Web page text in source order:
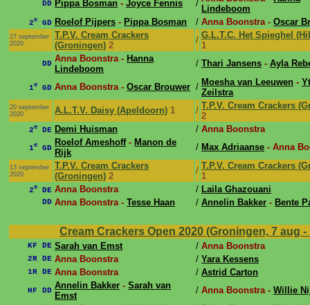
DD Pippa Bosman - Joyce Fennis /
Lindeboom
2e GD Roelof Pijpers - Pippa Bosman / Anna Boonstra - Oscar
27 september
2020
T.P.V. Cream Crackers
(Groningen) 2
/ G.L.T.C. Het Spieghel
1
DD Anna Boonstra - Hanna
Lindeboom
/ Thari Jansens - Ayla
1e GD Anna Boonstra - Oscar Brouwer / Moesha van Leeuwen -
Zeilstra
20 september
2020
A.L.T.V. Daisy (Apeldoorn) 1 / T.P.V. Cream Crackers
2
2e DE Demi Huisman / Anna Boonstra
1e GD
Roelof Ameshoff- Manon de
Rijk
/ Max Adriaanse - Anna
13 september
2020
T.P.V. Cream Crackers
(Groningen) 2
/ T.P.V. Cream Crackers
1
2e DE Anna Boonstra / Laila Ghazouani
DD Anna Boonstra - Tesse Haan / Annelin Bakker - Bente
Cream Crackers Open 2020 (Groningen, 7 aug
KF DE Sarah van Emst / Anna Boonstra
2R DE Anna Boonstra / Yara Kessens
1R DE Anna Boonstra / Astrid Carton
HF DD Annelin Bakker - Sarah van
Emst
/ Anna Boonstra - Willie